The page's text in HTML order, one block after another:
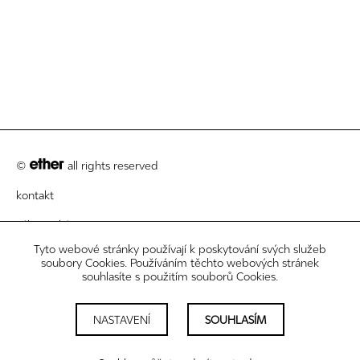
© all rights reserved
kontakt
zákaznický servis
právní informace
nastavení cookies
Tyto webové stránky používají k poskytování svých služeb
soubory Cookies. Používáním těchto webových stránek
souhlasíte s použitím souborů Cookies.
NASTAVENÍ SOUHLASÍM